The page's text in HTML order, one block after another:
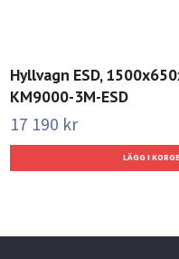
Hyllvagn ESD,
KM9000-3M-ESD
17 190 kr